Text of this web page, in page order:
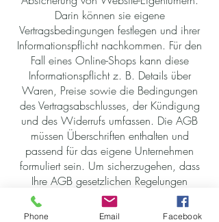
Darin können sie eigene
Vertragsbedingungen festlegen und ihrer
Informationspflicht nachkommen. Für den
Fall eines Online-Shops kann diese
Informationspflicht z. B. Details über
Waren, Preise sowie die Bedingungen
des Vertragsabschlusses, der Kündigung
und des Widerrufs umfassen. Die AGB
müssen Überschriften enthalten und
passend für das eigene Unternehmen
formuliert sein. Um sicherzugehen, dass
Ihre AGB gesetzlichen Regelungen
entsprechen, lassen Sie diese von einem
erfahrenen Anwalt überprüfen.
Phone Email Facebook